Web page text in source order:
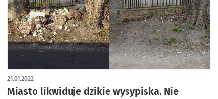
Miasto likwiduje dzikie wysypiska. Nie
21.01.2022